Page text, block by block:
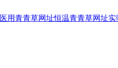
医用青青草网址恒温青青草网址实